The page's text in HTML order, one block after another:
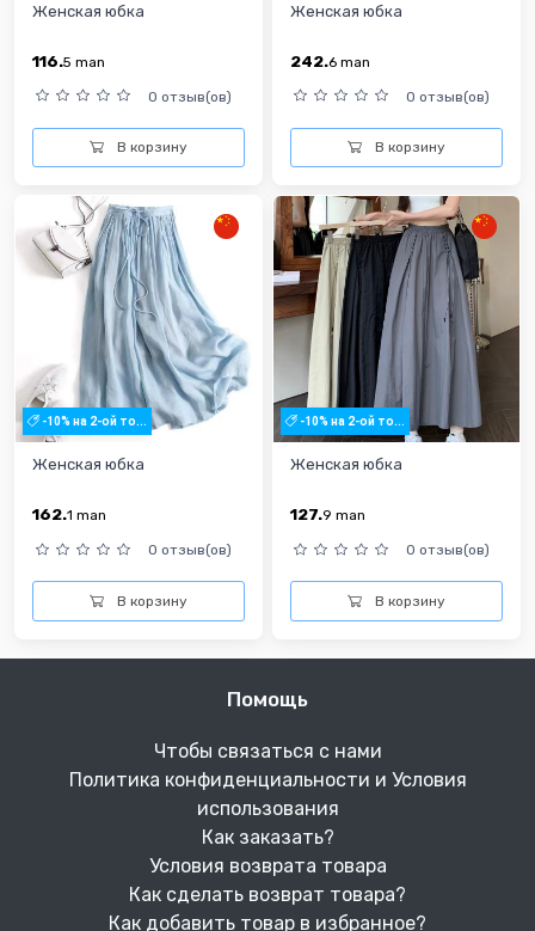
Женская юбка
116.5 man
0 отзыв(ов)
В корзину
Женская юбка
242.6 man
0 отзыв(ов)
В корзину
-10% на 2-ой то...
Женская юбка
162.1 man
0 отзыв(ов)
В корзину
-10% на 2-ой то...
Женская юбка
127.9 man
0 отзыв(ов)
В корзину
Помощь
Чтобы связаться с нами
Политика конфиденциальности и Условия
использования
Как заказать?
Условия возврата товара
Как сделать возврат товара?
Как добавить товар в избранное?